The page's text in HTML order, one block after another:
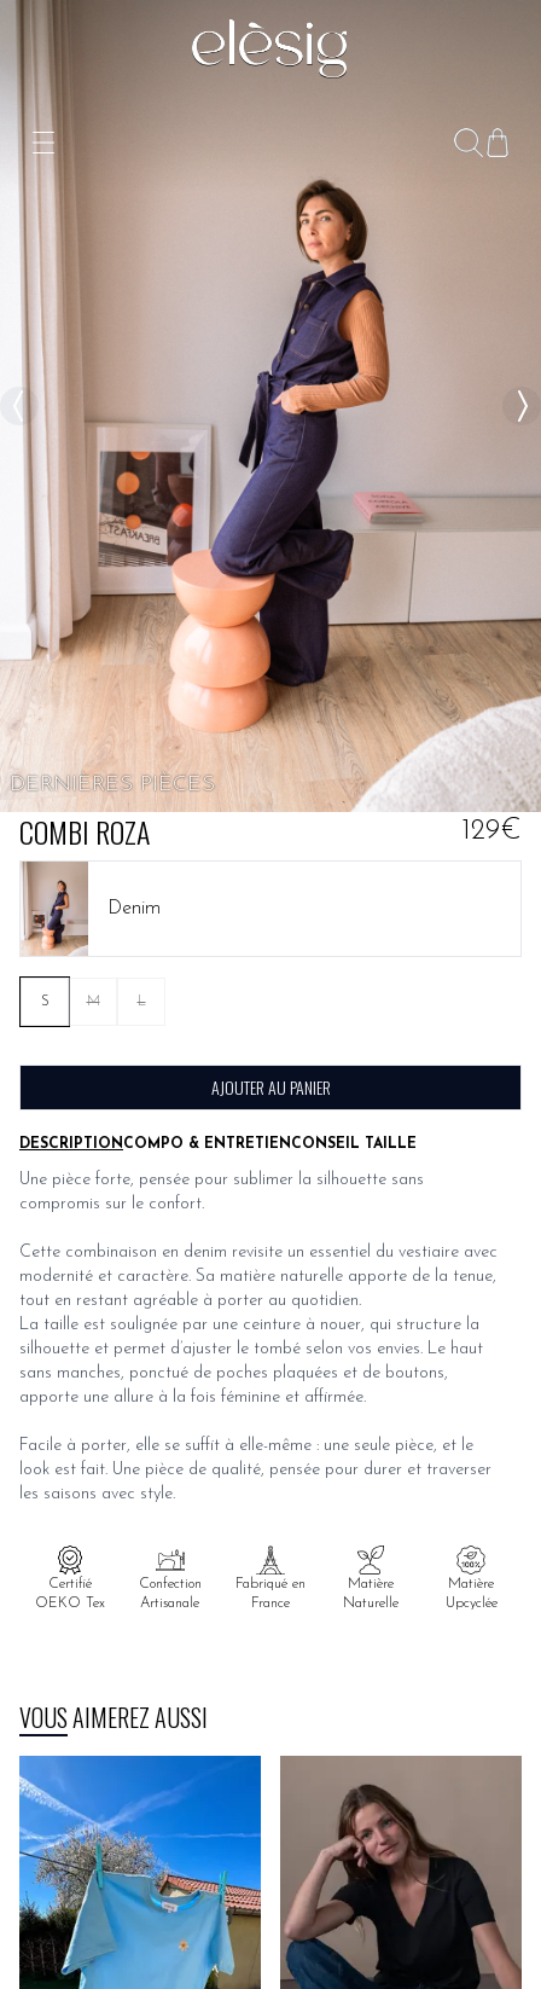
DERNIÈRES PIÈCES
COMBI ROZA 129€
Certifié
OEKO Tex
Confection
Artisanale
Fabriqué en
France
Matière
Naturelle
Matière
Upcyclée
DESCRIPTIONCOMPO & ENTRETIENCONSEIL TAILLE
Une pièce forte, pensée pour sublimer la silhouette sans
compromis sur le confort.
Cette combinaison en denim revisite un essentiel du vestiaire avec
modernité et caractère. Sa matière naturelle apporte de la tenue,
tout en restant agréable à porter au quotidien.
La taille est soulignée par une ceinture à nouer, qui structure la
silhouette et permet d’ajuster le tombé selon vos envies. Le haut
sans manches, ponctué de poches plaquées et de boutons,
apporte une allure à la fois féminine et affirmée.
Facile à porter, elle se suffit à elle-même : une seule pièce, et le
look est fait. Une pièce de qualité, pensée pour durer et traverser
les saisons avec style.
Denim
S M L
AJOUTER AU PANIER
VOUS AIMEREZ AUSSI